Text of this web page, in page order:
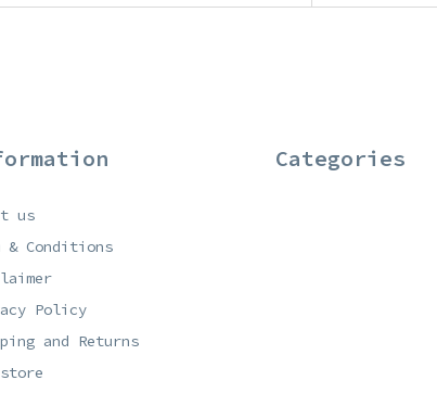
us
& Conditions
Policy
and Returns
Categories